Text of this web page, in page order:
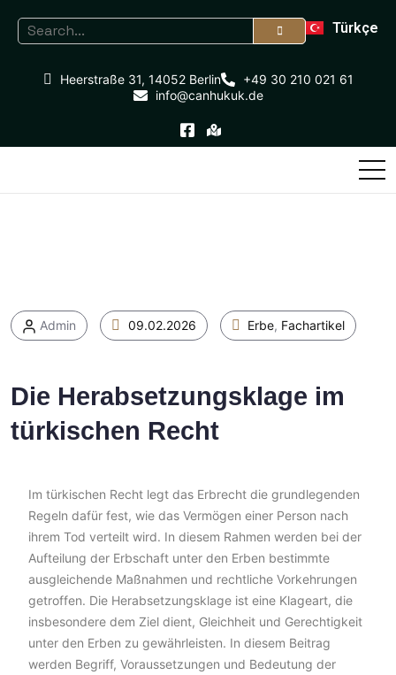
Türkçe
+49 30 210 021 61
Heerstraße 31, 14052 Berlin
info@canhukuk.de
Admin 09.02.2026 Erbe, Fachartikel
Die Herabsetzungsklage im
türkischen Recht
Im türkischen Recht legt das Erbrecht die grundlegenden
Regeln dafür fest, wie das Vermögen einer Person nach
ihrem Tod verteilt wird. In diesem Rahmen werden bei der
Aufteilung der Erbschaft unter den Erben bestimmte
ausgleichende Maßnahmen und rechtliche Vorkehrungen
getroffen. Die Herabsetzungsklage ist eine Klageart, die
insbesondere dem Ziel dient, Gleichheit und Gerechtigkeit
unter den Erben zu gewährleisten. In diesem Beitrag
werden Begriff, Voraussetzungen und Bedeutung der